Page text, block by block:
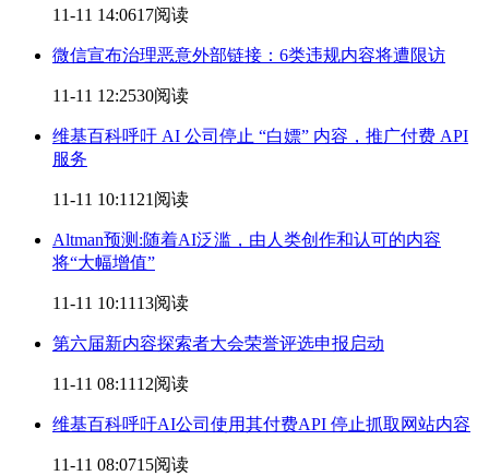
11-11 14:0617阅读
微信宣布治理恶意外部链接：6类违规内容将遭限访
11-11 12:2530阅读
​维基百科呼吁 AI 公司停止 “白嫖” 内容 ，推广付费 API
服务
11-11 10:11 21阅读
Altman预测:随着AI泛滥，由人类创作和认可的内容
将“大幅增值”
11-11 10:11 13阅读
第六届新内容探索者大会荣誉评选申报启动
11-11 08:11 12阅读
维基百科呼吁AI公司使用其付费API 停止抓取网站内容
11-11 08:0715阅读